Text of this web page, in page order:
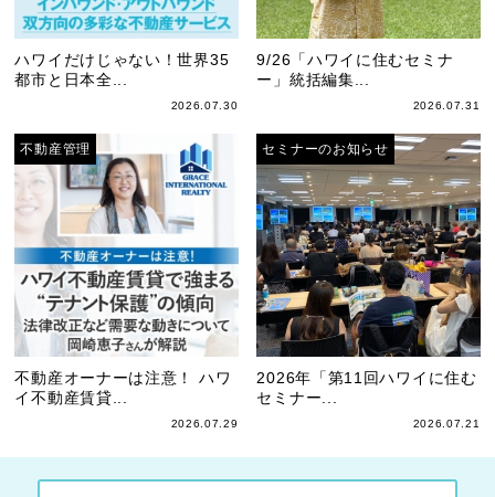
ハワイだけじゃない！世界35
都市と日本全...
2026.07.30
9/26「ハワイに住むセミナ
ー」統括編集...
2026.07.31
不動産管理
不動産オーナーは注意！ ハワ
イ不動産賃貸...
2026.07.29
セミナーのお知らせ
2026年「第11回ハワイに住む
セミナー...
2026.07.21